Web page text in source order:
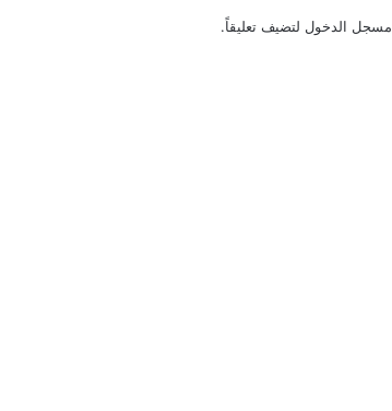
مسجل الدخول لتضيف تعليقاً.